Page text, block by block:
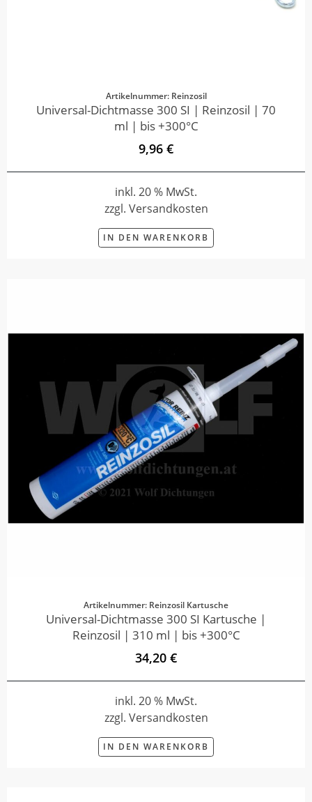
Artikelnummer: Reinzosil
Universal-Dichtmasse 300 SI | Reinzosil | 70
ml | bis +300°C
9,96 €
inkl. 20 % MwSt.
zzgl. Versandkosten
IN DEN WARENKORB
Artikelnummer: Reinzosil Kartusche
Universal-Dichtmasse 300 SI Kartusche |
Reinzosil | 310 ml | bis +300°C
34,20 €
inkl. 20 % MwSt.
zzgl. Versandkosten
IN DEN WARENKORB